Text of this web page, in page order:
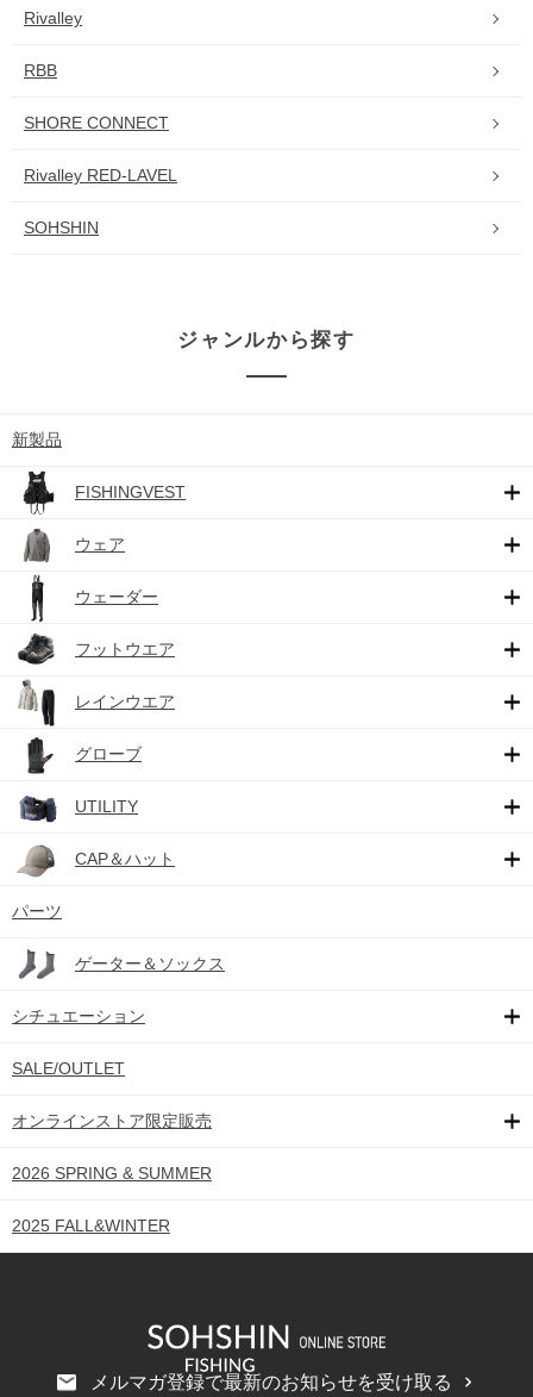
Rivalley
RBB
SHORE CONNECT
Rivalley RED-LAVEL
SOHSHIN
ジャンルから探す
新製品
FISHINGVEST
ウェア
ウェーダー
フットウエア
レインウエア
グローブ
UTILITY
CAP＆ハット
パーツ
ゲーター＆ソックス
シチュエーション
SALE/OUTLET
オンラインストア限定販売
2026 SPRING & SUMMER
2025 FALL&WINTER
メルマガ登録で最新のお知らせを受け取る